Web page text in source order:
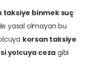
taksiye binmek suç
yasal olmayan bu
korsan taksiye
yolcuya ceza gibi